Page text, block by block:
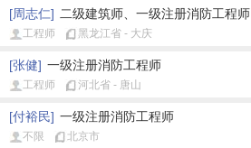
[周志仁] 二级建筑师、一级注册消防工程师
工程师
黑龙江省 - 大庆
[张健] 一级注册消防工程师
工程师
河北省 - 唐山
[付裕民] 一级注册消防工程师
不限
北京市